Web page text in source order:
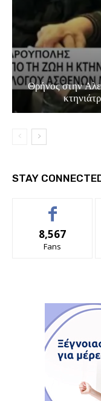
Θρήνος στην
STAY
8,567
Fans